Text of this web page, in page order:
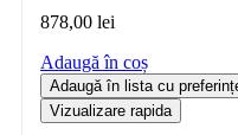
878,00 lei
Adaugă în coș
Adaugă în lista cu
Vizualizare rapida